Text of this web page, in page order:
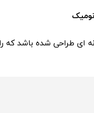
ای طراحی شده باشد که